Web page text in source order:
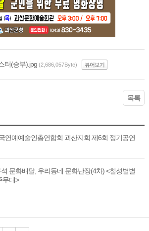
터(승부).jpg (2,686,057Byte) 뷰어보기
목록
연예예술인총연합회 괴산지회 제6회 정기공연
문화배달, 우리동네 문화난장(4차) <칠성별별
무대>